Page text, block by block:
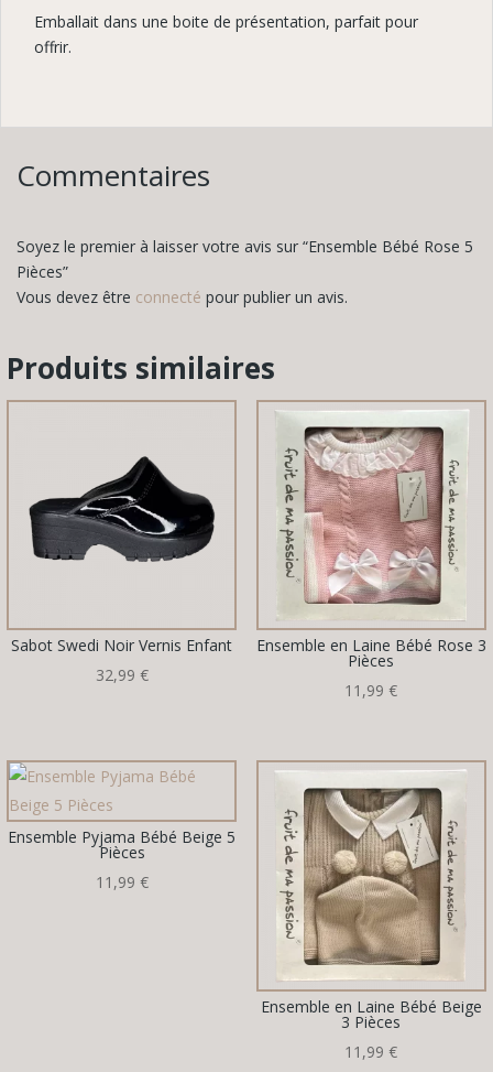
Emballait dans une boite de présentation, parfait pour
offrir.
Commentaires
Soyez le premier à laisser votre avis sur “Ensemble Bébé Rose 5
Pièces”
Vous devez être connecté pour publier un avis.
Produits similaires
Sabot Swedi Noir Vernis Enfant
32,99 €
Ensemble en Laine Bébé Rose 3
Pièces
11,99€
Ensemble Pyjama Bébé Beige 5
Pièces
11,99 €
Ensemble en Laine Bébé Beige
3 Pièces
11,99€